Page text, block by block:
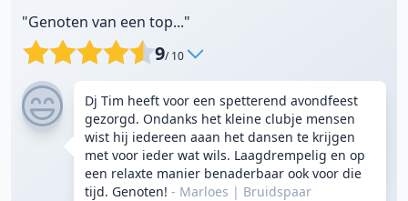
"Genoten van een top..."
9/ 10
Dj Tim heeft voor een spetterend avondfeest
gezorgd. Ondanks het kleine clubje mensen
wist hij iedereen aaan het dansen te krijgen
met voor ieder wat wils. Laagdrempelig en op
een relaxte manier benaderbaar ook voor die
tijd. Genoten! - Marloes | Bruidspaar